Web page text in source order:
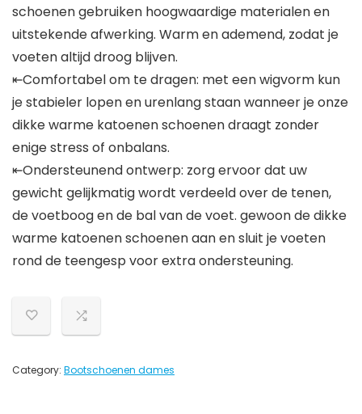
schoenen gebruiken hoogwaardige materialen en
uitstekende afwerking. Warm en ademend, zodat je
voeten altijd droog blijven.
⇤Comfortabel om te dragen: met een wigvorm kun
je stabieler lopen en urenlang staan wanneer je onze
dikke warme katoenen schoenen draagt zonder
enige stress of onbalans.
⇤Ondersteunend ontwerp: zorg ervoor dat uw
gewicht gelijkmatig wordt verdeeld over de tenen,
de voetboog en de bal van de voet. gewoon de dikke
warme katoenen schoenen aan en sluit je voeten
rond de teengesp voor extra ondersteuning.
Category: Bootschoenen dames